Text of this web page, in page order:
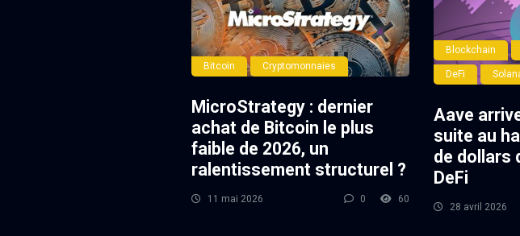
Bitcoin Cryptomonnaies
MicroStrategy : dernier
achat de Bitcoin le plus
faible de 2026, un
ralentissement structurel ?
11 mai 2026 0 60
Blockchain
DeFi
Aave
suite au
de dollars
DeFi
28 avril 2026